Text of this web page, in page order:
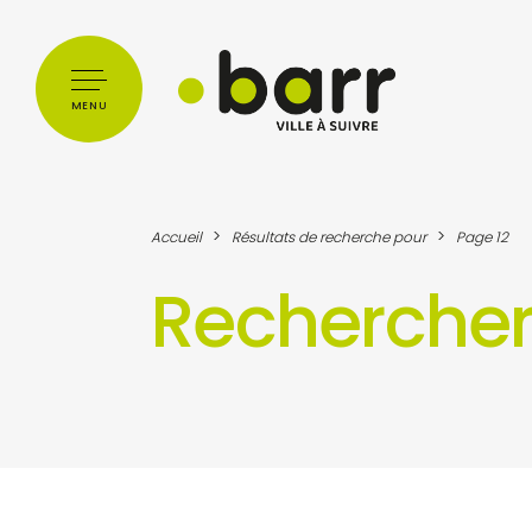
MENU
Accueil > Résultats de recherche pour > Page 12